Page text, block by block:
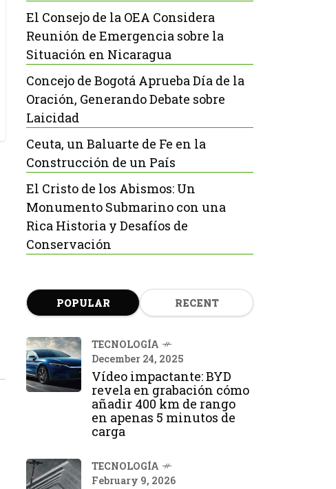
El Consejo de la OEA Considera
Reunión de Emergencia sobre la
Situación en Nicaragua
Concejo de Bogotá Aprueba Día de la
Oración, Generando Debate sobre
Laicidad
Ceuta, un Baluarte de Fe en la
Construcción de un País
El Cristo de los Abismos: Un
Monumento Submarino con una
Rica Historia y Desafíos de
Conservación
POPULAR RECENT
TECNOLOGÍA
December 24, 2025
Vídeo impactante: BYD
revela en grabación cómo
añadir 400 km de rango
en apenas 5 minutos de
carga
TECNOLOGÍA
February 9, 2026